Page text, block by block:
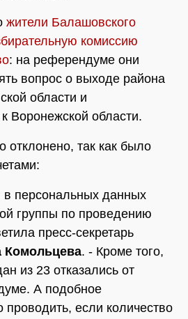
жители Балашовского
комиссию
: на референдуме они
вопрос о выходе района
области и
Воронежской области.
отклонено, так как было
в персональных данных
группы по проведению
пресс-секретарь
Комольцева. - Кроме того,
из 23 отказались от
А подобное
если количество